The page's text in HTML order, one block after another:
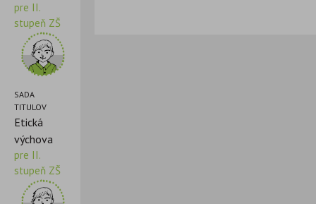
pre II.
stupeň ZŠ
SADA
TITULOV
Etická
výchova
pre II.
stupeň ZŠ